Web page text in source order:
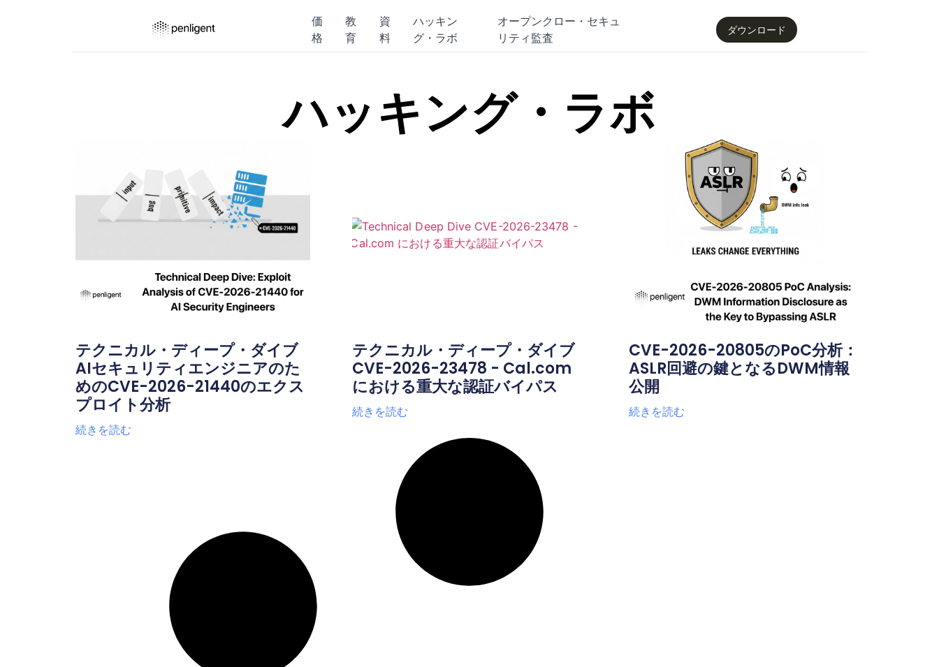
価
格
教
育
資
料
ハッキン
グ・ラボ
オープンクロー・セキュ
リティ監査
ダウンロード
ハッキング・ラボ
テクニカル・ディープ・ダイブ
AIセキュリティエンジニアのた
めのCVE-2026-21440のエクス
プロイト分析
続きを読む
テクニカル・ディープ・ダイブ
CVE-2026-23478 - Cal.com
における重大な認証バイパス
続きを読む
CVE-2026-20805のPoC分析：
ASLR回避の鍵となるDWM情報
公開
続きを読む